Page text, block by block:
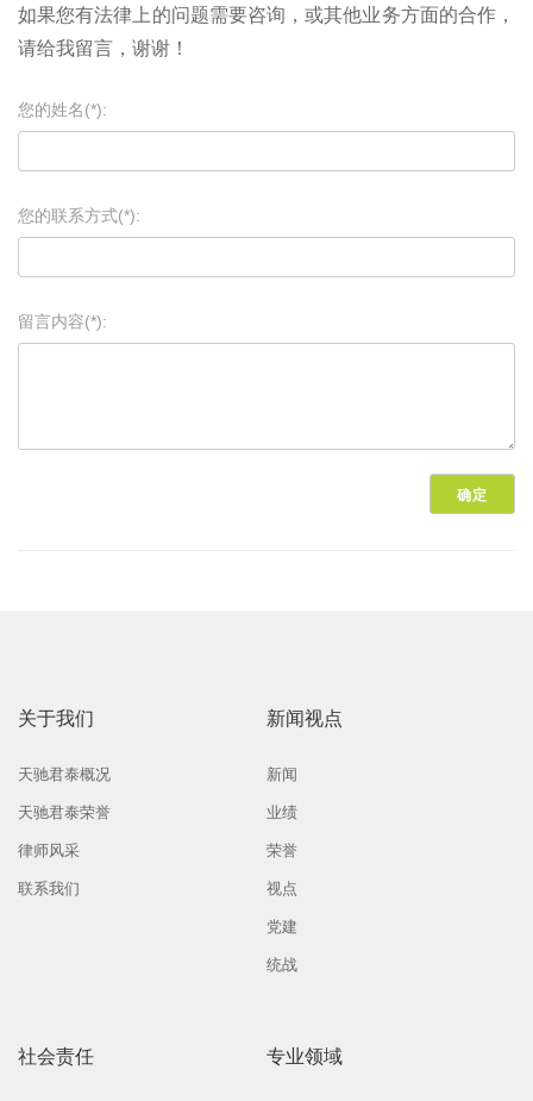
如果您有法律上的问题需要咨询，或其他业务方面的合作，
请给我留言，谢谢！
您的姓名(*):
您的联系方式(*):
留言内容(*):
关于我们
天驰君泰概况
天驰君泰荣誉
律师风采
联系我们
新闻视点
新闻
业绩
荣誉
视点
党建
统战
社会责任 专业领域